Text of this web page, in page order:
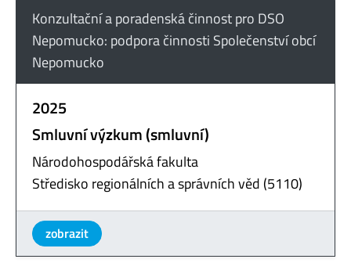
Konzultační a poradenská činnost pro DSO
Nepomucko: podpora činnosti Společenství obcí
Nepomucko
2025
Smluvní výzkum (smluvní)
Národohospodářská fakulta
Středisko regionálních a správních věd (5110)
zobrazit